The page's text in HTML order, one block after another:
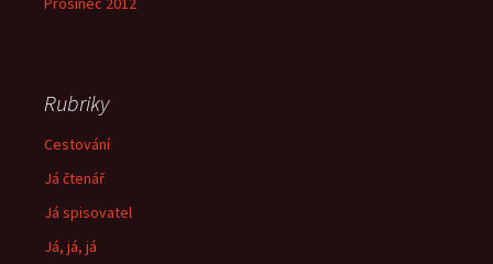
Rubriky
Cestování
Já čtenář
Já spisovatel
Já, já, já